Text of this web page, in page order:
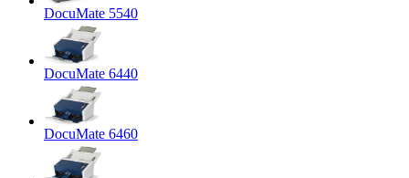
DocuMate 5540
DocuMate 6440
DocuMate 6460